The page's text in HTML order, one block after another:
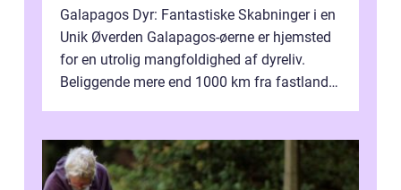
Galapagos Dyr: Fantastiske Skabninger i en
Unik Øverden Galapagos-øerne er hjemsted
for en utrolig mangfoldighed af dyreliv.
Beliggende mere end 1000 km fra fastlandet